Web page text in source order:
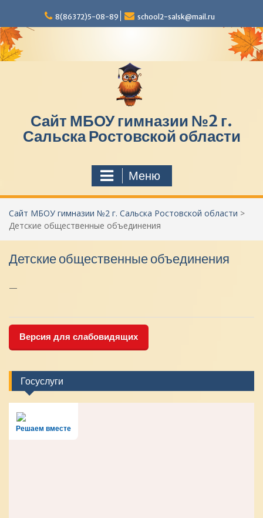
р
е
й
8(86372)5-08-89 school2-salsk@mail.ru
Сайт МБОУ гимназии №2 г.
Сальска Ростовской области
Меню
Сайт МБОУ гимназии №2 г. Сальска Ростовской области >
Детские общественные объединения
Детские общественные объединения
—
Версия для слабовидящих
Госуслуги
Решаем вместе